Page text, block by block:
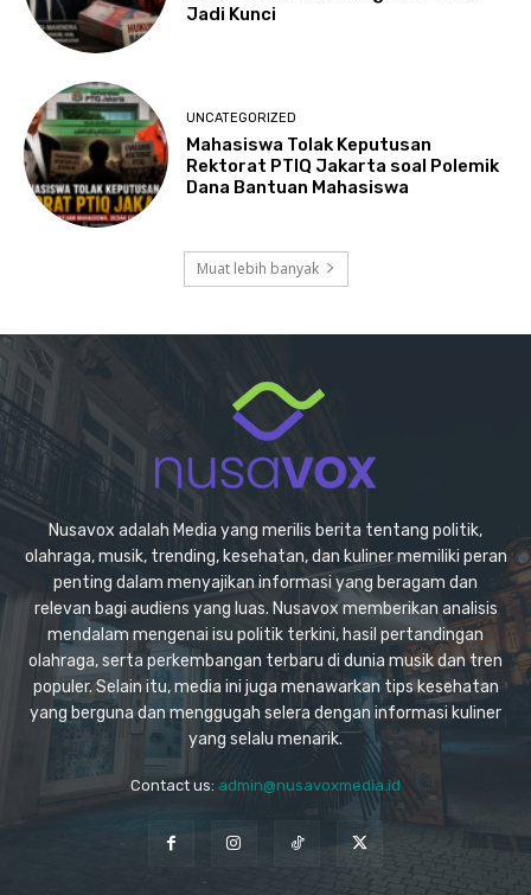
Jadi Kunci
UNCATEGORIZED
Mahasiswa Tolak Keputusan
Rektorat PTIQ Jakarta soal Polemik
Dana Bantuan Mahasiswa
Muat lebih banyak
Nusavox adalah Media yang merilis berita tentang politik,
olahraga, musik, trending, kesehatan, dan kuliner memiliki peran
penting dalam menyajikan informasi yang beragam dan
relevan bagi audiens yang luas. Nusavox memberikan analisis
mendalam mengenai isu politik terkini, hasil pertandingan
olahraga, serta perkembangan terbaru di dunia musik dan tren
populer. Selain itu, media ini juga menawarkan tips kesehatan
yang berguna dan menggugah selera dengan informasi kuliner
yang selalu menarik.
Contact us: admin@nusavoxmedia.id